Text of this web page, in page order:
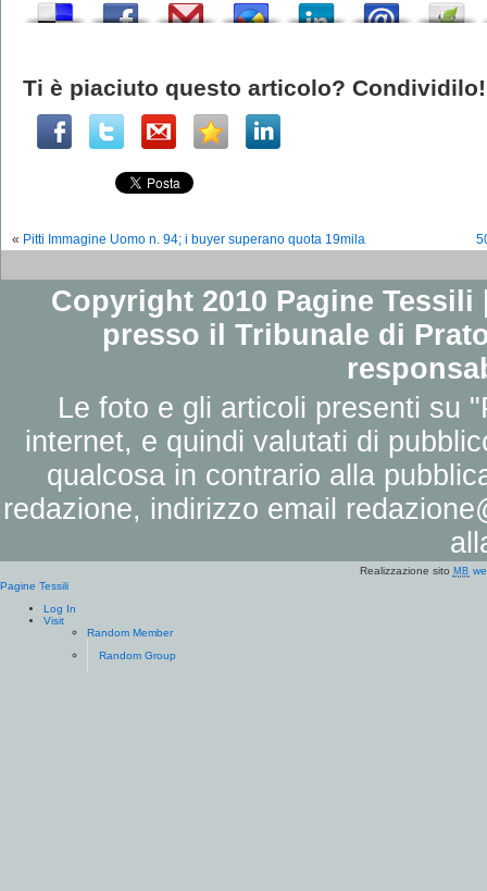
Ti è piaciuto questo articolo? Condividilo!
« Pitti Immagine Uomo n. 94; i buyer superano quota 19mila
Copyright 2010 Pagine
presso il Tribunale di
Le foto e gli articoli presenti su
internet, e quindi valutati di
qualcosa in contrario alla
redazione, indirizzo email
Realizzazione sito MB
Pagine Tessili
Log In
Visit
Random Member
Random Group